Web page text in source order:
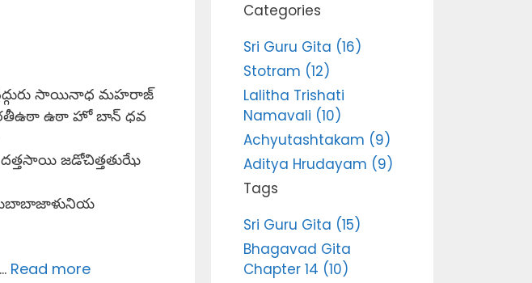
సద్గురు సాయినాధ మహరాజ్
ఉఠా హో బాన్ ధవ
జడోచిత్తతుఝే
Read more
Categories
Sri Guru Gita (16)
Stotram (12)
Lalitha Trishati
Namavali (10)
Achyutashtakam (9)
Aditya Hrudayam (9)
Tags
Sri Guru Gita (15)
Bhagavad Gita
Chapter 14 (10)